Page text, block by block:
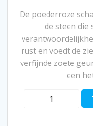
De poederroze
de steen die
rust en voedt de
verfijnde zoete
een
Repair
Magnificent